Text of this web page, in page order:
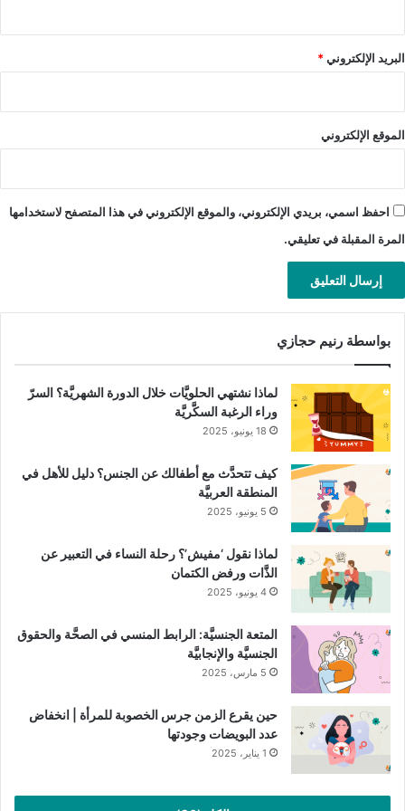
البريد الإلكتروني*
الموقع الإلكتروني
احفظ اسمي، بريدي الإلكتروني، والموقع الإلكتروني في هذا المتصفح لاستخدامها
المرة المقبلة في تعليقي.
بواسطة رنيم حجازي
لماذا نشتهي الحلويَّات خلال الدورة الشهريَّة؟ السرّ
وراء الرغبة السكَّريَّة
18 يونيو، 2025
كيف تتحدَّث مع أطفالك عن الجنس؟ دليل للأهل في
المنطقة العربيَّة
5 يونيو، 2025
لماذا نقول ‘مفيش’؟ رحلة النساء في التعبير عن
الذَّات ورفض الكتمان
4 يونيو، 2025
المتعة الجنسيَّة: الرابط المنسي في الصحَّة والحقوق
الجنسيَّة والإنجابيَّة
5 مارس، 2025
حين يقرع الزمن جرس الخصوبة للمرأة | انخفاض
عدد البويضات وجودتها
1 يناير، 2025